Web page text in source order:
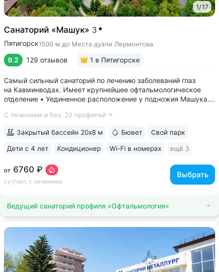
1/17
Санаторий «Машук» 3
Пятигорск1500 м до Места дуэли Лермонтова
9.2 129 отзывов 1 в Пятигорске
Самый сильный санаторий по лечению заболеваний глаз
на Кавминводах. Имеет крупнейшее офтальмологическое
отделение • Уединенное расположение у подножия Машука.
площадка Ворота любви, начало терренкура вокруг Машука.
С лечением и без, 20 профилей
от 6760 ₽
сут/чел, с лечением
Выбрать
Закрытый бассейн 20х8 м Бювет Свой парк
Дети с 4 лет Кондиционер Wi-Fi в номерах ещё 3
Ведущий санаторий профиля «Офтальмология»